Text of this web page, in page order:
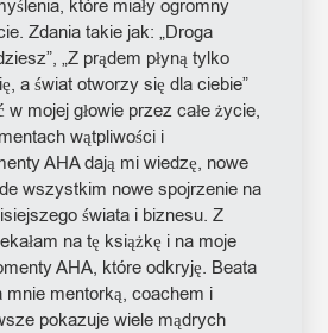
które miały ogromny
Zdania takie jak: „Droga
„Z prądem płyną tylko
a świat otworzy się dla ciebie”
w mojej głowie przez całe życie,
wątpliwości i
AHA dają mi wiedzę, nowe
wszystkim nowe spojrzenie na
świata i biznesu. Z
na tę książkę i na moje
AHA, które odkryję. Beata
mnie mentorką, coachem i
pokazuje wiele mądrych